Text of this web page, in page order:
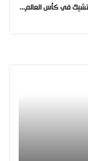
موعد مباراة كوريا الجنوبية وجمهورية التشيك في كأس العالم 2026 والقنوات الناقلة